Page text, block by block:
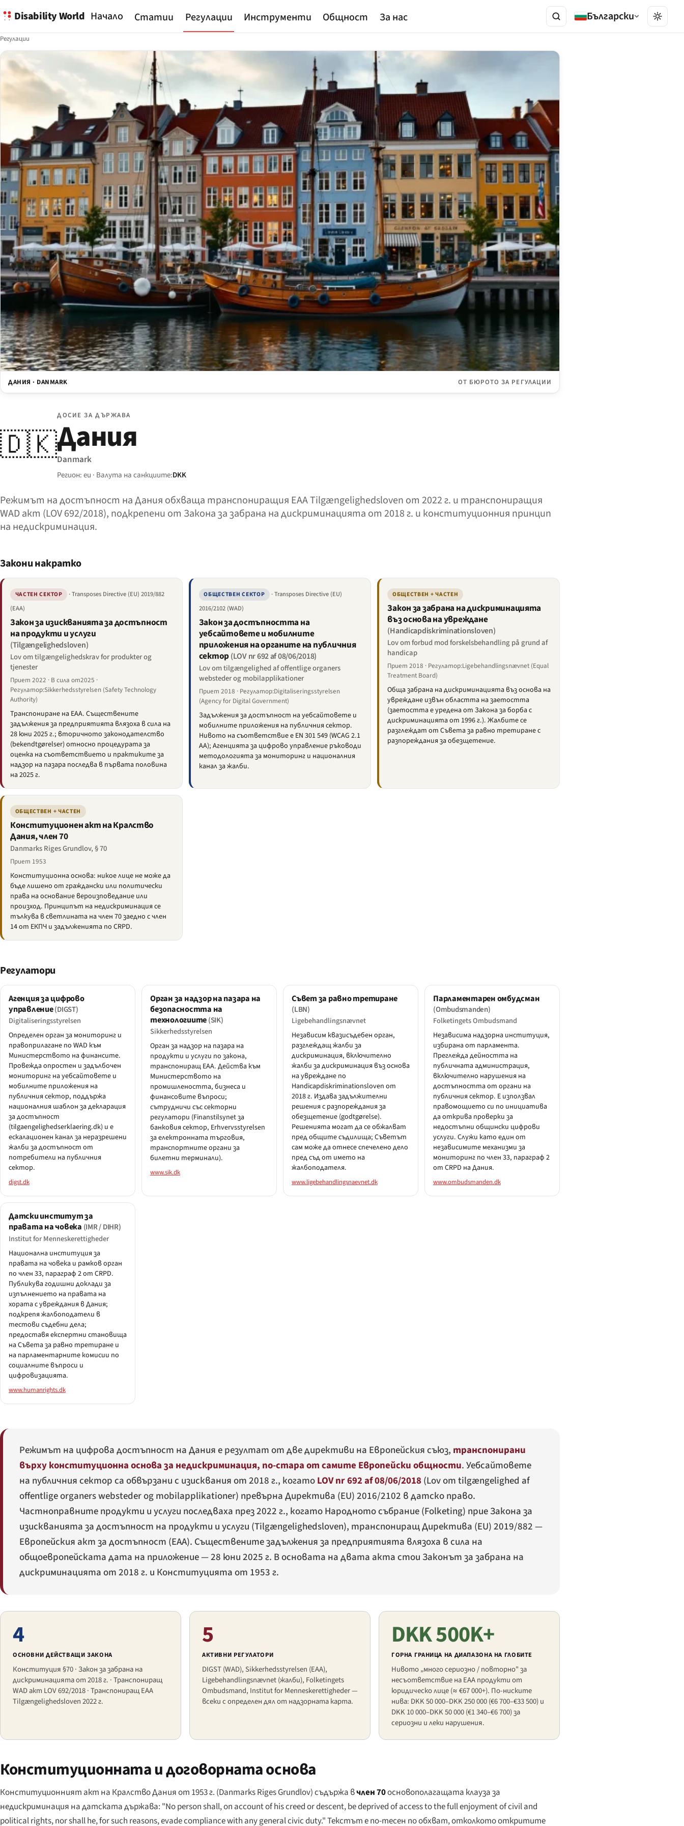
Disability World Начало Статии Регулации Инструменти Общност За нас Български
Регулации
ДАНИЯ · DANMARK ОТ БЮРОТО ЗА РЕГУЛАЦИИ
🇩🇰
ДОСИЕ ЗА ДЪРЖАВА
Дания
Danmark
Регион: eu · Валута на санкциите:DKK
Режимът на достъпност на Дания обхваща транспониращия EAA Tilgængelighedsloven от 2022 г. и транспониращия
WAD акт (LOV 692/2018), подкрепени от Закона за забрана на дискриминацията от 2018 г. и конституционния принцип
на недискриминация.
Закони накратко
ЧАСТЕН СЕКТОР
· Transposes Directive (EU) 2019/882
(EAA)
Закон за изискванията за достъпност
на продукти и услуги
(Tilgængelighedsloven)
Lov om tilgængelighedskrav for produkter og
tjenester
Приет 2022 · В сила от2025 ·
Регулатор:Sikkerhedsstyrelsen (Safety Technology
Authority)
Транспониране на EAA. Съществените
задължения за предприятията влязоха в сила на
28 юни 2025 г.; вторичното законодателство
(bekendtgørelser) относно процедурата за
оценка на съответствието и практиките за
надзор на пазара последва в първата половина
на 2025 г.
ОБЩЕСТВЕН СЕКТОР
· Transposes Directive (EU)
2016/2102 (WAD)
Закон за достъпността на
уебсайтовете и мобилните
приложения на органите на публичния
сектор(LOV nr 692 af 08/06/2018)
Lov om tilgængelighed af offentlige organers
websteder og mobilapplikationer
Приет 2018 · Регулатор:Digitaliseringsstyrelsen
(Agency for Digital Government)
Задължения за достъпност на уебсайтовете и
мобилните приложения на публичния сектор.
Нивото на съответствие е EN 301 549 (WCAG 2.1
AA); Агенцията за цифрово управление ръководи
методологията за мониторинг и националния
канал за жалби.
ОБЩЕСТВЕН + ЧАСТЕН
Закон за забрана на дискриминацията
въз основа на увреждане
(Handicapdiskriminationsloven)
Lov om forbud mod forskelsbehandling på grund af
handicap
Приет 2018 · Регулатор:Ligebehandlingsnævnet (Equal
Treatment Board)
Обща забрана на дискриминацията въз основа на
увреждане извън областта на заетостта
(заетостта е уредена от Закона за борба с
дискриминацията от 1996 г.). Жалбите се
разглеждат от Съвета за равно третиране с
разпореждания за обезщетение.
ОБЩЕСТВЕН + ЧАСТЕН
Конституционен акт на Кралство
Дания, член 70
Danmarks Riges Grundlov, § 70
Приет 1953
Конституционна основа: никое лице не може да
бъде лишено от граждански или политически
права на основание вероизповедание или
произход. Принципът на недискриминация се
тълкува в светлината на член 70 заедно с член
14 от ЕКПЧ и задълженията по CRPD.
Регулатори
Агенция за цифрово
управление(DIGST)
Digitaliseringsstyrelsen
Определен орган за мониторинг и
правоприлагане по WAD към
Министерството на финансите.
Провежда опростен и задълбочен
мониторинг на уебсайтовете и
мобилните приложения на
публичния сектор, поддържа
националния шаблон за декларация
за достъпност
(tilgaengelighedserklaering.dk) и е
ескалационен канал за неразрешени
жалби за достъпност от
потребители на публичния
сектор.
digst.dk
Орган за надзор на пазара на
безопасността на
технологиите(SIK)
Sikkerhedsstyrelsen
Орган за надзор на пазара на
продукти и услуги по закона,
транспониращ EAA. Действа към
Министерството на
промишлеността, бизнеса и
финансовите въпроси;
сътрудничи със секторни
регулатори (Finanstilsynet за
банковия сектор, Erhvervsstyrelsen
за електронната търговия,
транспортните органи за
билетни терминали).
www.sik.dk
Съвет за равно третиране
(LBN)
Ligebehandlingsnævnet
Независим квазисъдебен орган,
разглеждащ жалби за
дискриминация, включително
жалби за дискриминация въз основа
на увреждане по
Handicapdiskriminationsloven от
2018 г. Издава задължителни
решения с разпореждания за
обезщетение (godtgørelse).
Решенията могат да се обжалват
пред общите съдилища; Съветът
сам може да отнесе спечелено дело
пред съд от името на
жалбоподателя.
www.ligebehandlingsnaevnet.dk
Парламентарен омбудсман
(Ombudsmanden)
Folketingets Ombudsmand
Независима надзорна институция,
избирана от парламента.
Преглежда дейността на
публичната администрация,
включително нарушения на
достъпността от органи на
публичния сектор. Е използвал
правомощието си по инициатива
да открива проверки за
недостъпни общински цифрови
услуги. Служи като един от
независимите механизми за
мониторинг по член 33, параграф 2
от CRPD на Дания.
www.ombudsmanden.dk
Датски институт за
правата на човека (IMR / DIHR)
Institut for Menneskerettigheder
Национална институция за
правата на човека и рамков орган
по член 33, параграф 2 от CRPD.
Публикува годишни доклади за
изпълнението на правата на
хората с увреждания в Дания;
подкрепя жалбоподатели в
тестови съдебни дела;
предоставя експертни становища
на Съвета за равно третиране и
на парламентарните комисии по
социалните въпроси и
цифровизацията.
www.humanrights.dk
Режимът на цифрова достъпност на Дания е резултат от две директиви на Европейския съюз, транспонирани
върху конституционна основа за недискриминация, по-стара от самите Европейски общности. Уебсайтовете
на публичния сектор са обвързани с изисквания от 2018 г., когатоLOV nr 692 af 08/06/2018(Lov om tilgængelighed af
offentlige organers websteder og mobilapplikationer) превърна Директива (EU) 2016/2102 в датско право.
Частноправните продукти и услуги последваха през 2022 г., когато Народното събрание (Folketing) прие Закона за
изискванията за достъпност на продукти и услуги (Tilgængelighedsloven), транспониращ Директива (EU) 2019/882 —
Европейския акт за достъпност (EAA). Съществените задължения за предприятията влязоха в сила на
общоевропейската дата на приложение — 28 юни 2025 г. В основата на двата акта стои Законът за забрана на
дискриминацията от 2018 г. и Конституцията от 1953 г.
4
ОСНОВНИ ДЕЙСТВАЩИ ЗАКОНА
Конституция §70 · Закон за забрана на
дискриминацията от 2018 г. · Транспониращ
WAD акт LOV 692/2018 · Транспониращ EAA
Tilgængelighedsloven 2022 г.
5
АКТИВНИ РЕГУЛАТОРИ
DIGST (WAD), Sikkerhedsstyrelsen (EAA),
Ligebehandlingsnævnet (жалби), Folketingets
Ombudsmand, Institut for Menneskerettigheder —
всеки с определен дял от надзорната карта.
DKK 500K+
ГОРНА ГРАНИЦА НА ДИАПАЗОНА НА ГЛОБИТЕ
Нивото „много сериозно / повторно" за
несъответствие на EAA продукти от
юридическо лице (≈ €67 000+). По-ниските
нива: DKK 50 000–DKK 250 000 (€6 700–€33 500) и
DKK 10 000–DKK 50 000 (€1 340–€6 700) за
сериозни и леки нарушения.
Конституционната и договорната основа
Конституционният акт на Кралство Дания от 1953 г. (Danmarks Riges Grundlov) съдържа вчлен 70основополагащата клауза за
недискриминация на датската държава: "No person shall, on account of his creed or descent, be deprived of access to the full enjoyment of civil and
political rights, nor shall he, for such reasons, evade compliance with any general civic duty."Текстът е по-тесен по обхват, отколкото откритите